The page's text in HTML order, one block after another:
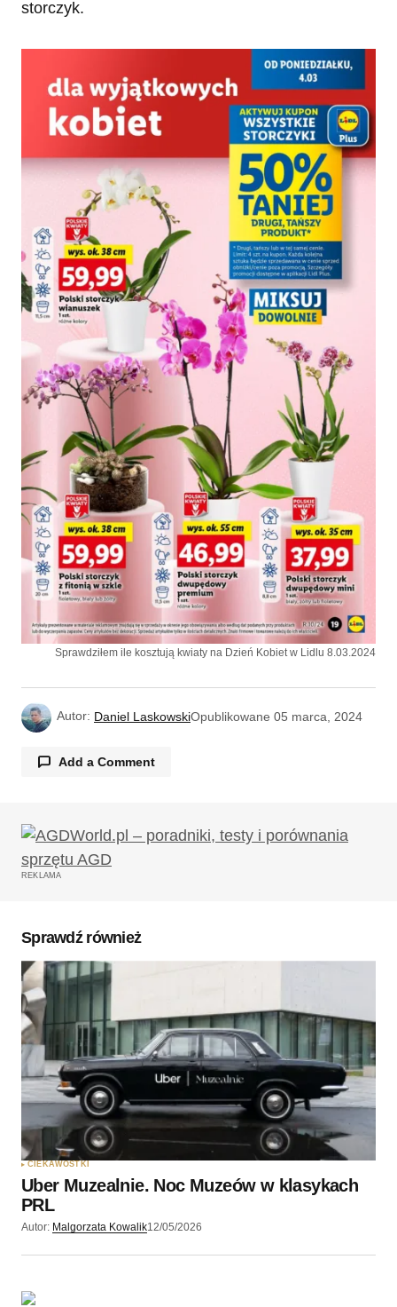
storczyk.
Sprawdziłem ile kosztują kwiaty na Dzień Kobiet w Lidlu 8.03.2024
Autor: Daniel LaskowskiOpublikowane 05 marca, 2024
Add a Comment
Twój adres email nie zostanie opublikowany.
Wymagane pola są oznaczone
Twoję imię
Twój adres e-mail*
Zapamiętaj moje dane w tej przeglądarce podczas
pisania kolejnych komentarzy.
Wyślij komentarz
REKLAMA
Sprawdź również
CIEKAWOSTKI
Uber Muzealnie. Noc Muzeów w klasykach
PRL
Autor: Malgorzata Kowalik12/05/2026